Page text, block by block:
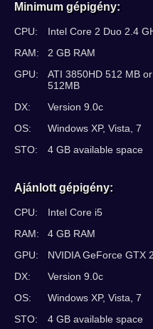
Minimum gépigény:
CPU:
Intel Core 2 Duo 2.4
RAM:
2 GB RAM
GPU:
ATI 3850HD 512 MB
512MB
DX:
Version 9.0c
OS:
Windows XP, Vista, 7
STO:
4 GB available space
Ajánlott gépigény:
CPU:
Intel Core i5
RAM:
4 GB RAM
GPU:
NVIDIA GeForce GTX
DX:
Version 9.0c
OS:
Windows XP, Vista, 7
STO:
4 GB available space